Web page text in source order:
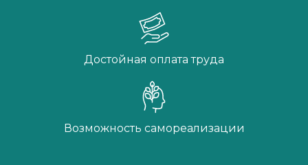
Достойная оплата труда
Возможность самореализации